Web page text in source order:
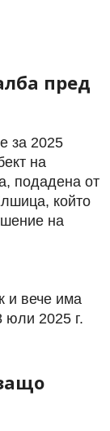
пред
за 2025
на
подадена от
който
на
и вече има
юли 2025 г.